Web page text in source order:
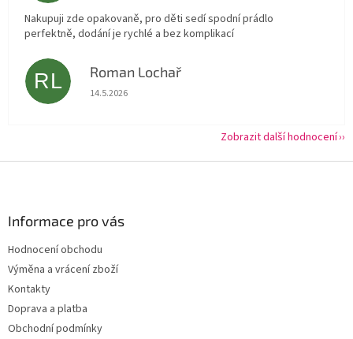
Nakupuji zde opakovaně, pro děti sedí spodní prádlo
perfektně, dodání je rychlé a bez komplikací
RL Roman Lochař
Hodnocení obchodu je 5 z 5 hvězdiček.
14.5.2026
Zobrazit další hodnocení
Informace pro vás
Hodnocení obchodu
Výměna a vrácení zboží
Kontakty
Doprava a platba
Obchodní podmínky